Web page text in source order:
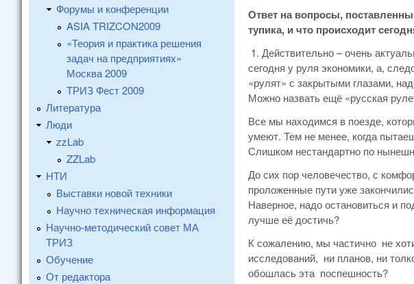
Ответ на вопросы,
тупика, и что происходит
1. Действительно – очень
сегодня у руля экономики, а,
«рулят» с закрытыми глазами,
Можно назвать ещё «русская
Все мы находимся в поезде,
умеют. Тем не менее, когда
Слишком нестандартно по
До сих пор человечество, с
проложенные пути уже
Наверное, надо остановиться и
лучше её достичь?
К сожалению, мы частично не
исследований, ни планов, ни
обошлась эта поспешность?
Форумы и конференции
ASIA TRIZCON2009
«Теория и практика решения
задач на предприятиях»
Москва 2009
ТРИЗ Фест 2009
Литература
Люди
zzLab
ZZLab
НТИ
Выставки новой техники
Научно техническая информация
Научно-методический совет МА
ТРИЗ
Обучение
От редактора